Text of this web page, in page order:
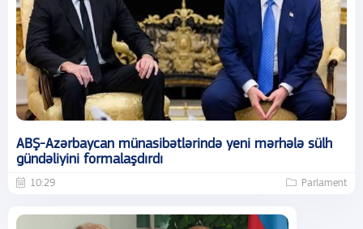
ABŞ-Azərbaycan münasibətlərində yeni mərhələ sülh
gündəliyini formalaşdırdı
10:29 Parlament